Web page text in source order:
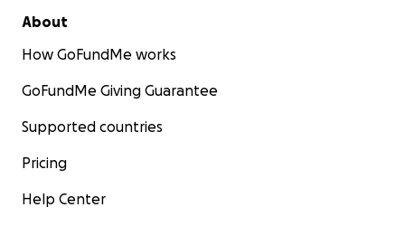
About
How GoFundMe works
GoFundMe Giving Guarantee
Supported countries
Pricing
Help Center